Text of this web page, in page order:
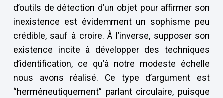
d’outils de détection d’un objet pour affirmer son
inexistence est évidemment un sophisme peu
crédible, sauf à croire. À l’inverse, supposer son
existence incite à développer des techniques
d’identification, ce qu’à notre modeste échelle
nous avons réalisé. Ce type d’argument est
“herméneutiquement” parlant circulaire, puisque